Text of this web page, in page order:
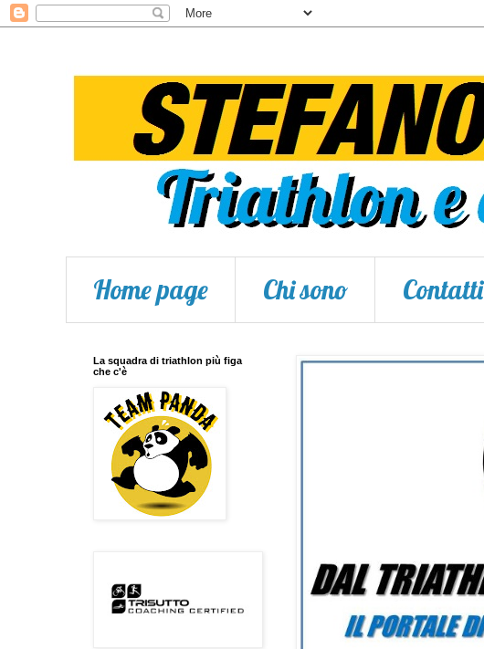
Home page Chi sono Contatti
La squadra di triathlon più figa
che c'è